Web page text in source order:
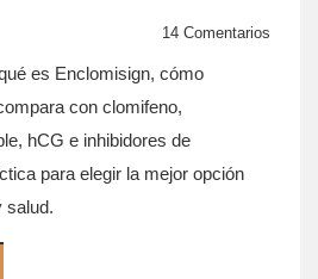
14 Comentarios
es Enclomisign, cómo
con clomifeno,
hCG e inhibidores de
para elegir la mejor opción
salud.